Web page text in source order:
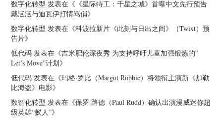
数字化转型 发表在《 《星际特工：千星之城》首曝中文先行预告
戴涵涵与迪瓦伊打情骂俏》
数字化转型 发表在《科波拉新片《此刻与日出之间》（Twixt）预
告片》
低代码 发表在《吉米肥伦深夜秀 为支持呼吁儿童加强锻炼的”
Let’s Move”计划》
低代码 发表在《玛格·罗比（Margot Robbie）将领衔主演新《加勒
比海盗》电影》
数智化转型 发表在《保罗·路德（Paul Rudd）确认出演漫威迷你超
级英雄“蚁人”》